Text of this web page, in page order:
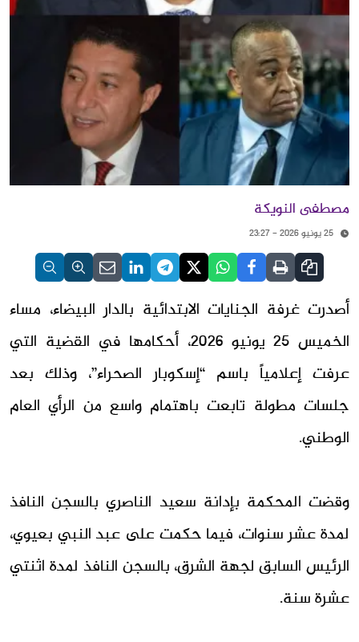
مصطفى النويكة
25 يونيو 2026 - 23:27
أصدرت غرفة الجنايات الابتدائية بالدار البيضاء، مساء
الخميس 25 يونيو 2026، أحكامها في القضية التي
عرفت إعلامياً باسم “إسكوبار الصحراء”، وذلك بعد
جلسات مطولة تابعت باهتمام واسع من الرأي العام
الوطني.
وقضت المحكمة بإدانة سعيد الناصري بالسجن النافذ
لمدة عشر سنوات، فيما حكمت على عبد النبي بعيوي،
الرئيس السابق لجهة الشرق، بالسجن النافذ لمدة اثنتي
عشرة سنة.